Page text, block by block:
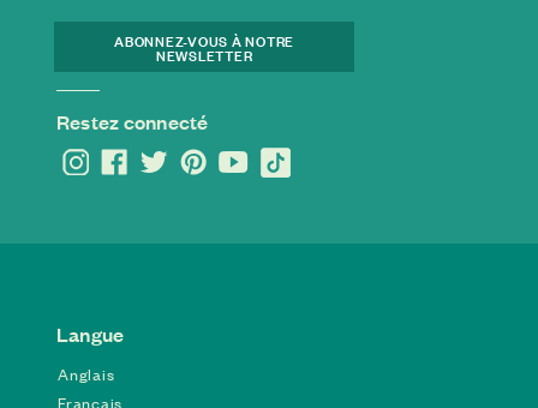
ABONNEZ-VOUS À NOTRE
NEWSLETTER
Restez connecté
Langue
Anglais
Français